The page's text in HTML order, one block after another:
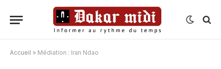
Accueil » Médiation : Iran Ndao